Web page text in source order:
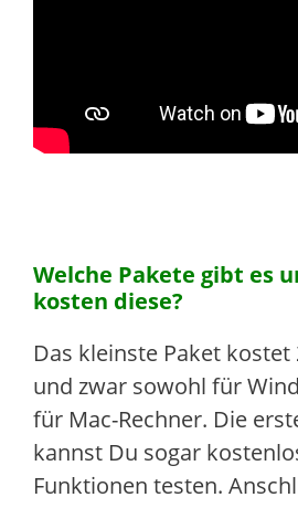
Welche Pakete gibt es
kosten diese?
Das kleinste Paket kostet
und zwar sowohl für
für Mac-Rechner. Die
kannst Du sogar
Funktionen testen.